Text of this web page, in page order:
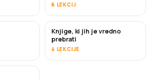
6 LEKCIJ
KMALU
Knjige, ki jih je vredno
prebrati
4 LEKCIJE